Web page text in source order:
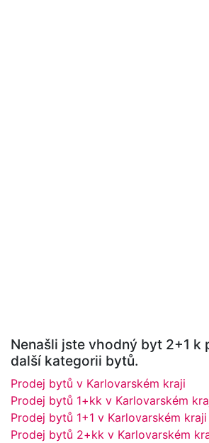
Nenašli jste vhodný byt 2+1 k
další kategorii bytů.
Prodej bytů v Karlovarském kraji
Prodej bytů 1+kk v Karlovarském
Prodej bytů 1+1 v Karlovarském kraji
Prodej bytů 2+kk v Karlovarském